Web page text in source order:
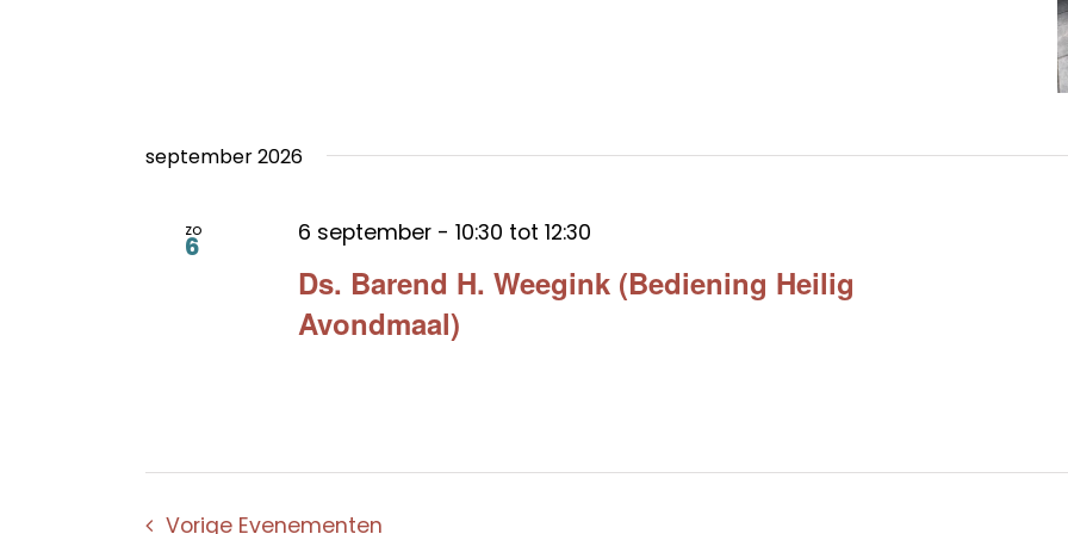
september 2026
zo
6
Ds. Barend H. Weegink (Bediening Heilig
Avondmaal)
6 september - 10:30 tot 12:30
Vorige Evenementen